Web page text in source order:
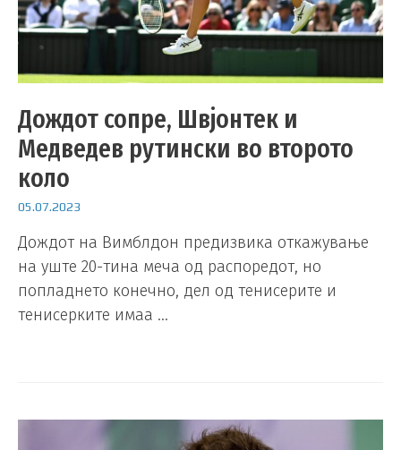
Дождот сопре, Швјонтек и
Медведев рутински во второто
коло
05.07.2023
Дождот на Вимблдон предизвика откажување
на уште 20-тина меча од распоредот, но
попладнето конечно, дел од тенисерите и
тенисерките имаа …